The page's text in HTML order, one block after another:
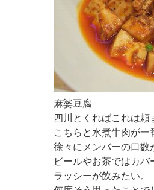
麻婆豆腐
四川とくればこれは
こちらと水煮牛肉が
徐々にメンバーの口数
ビールやお茶ではカ
ラッシーが飲みたい。